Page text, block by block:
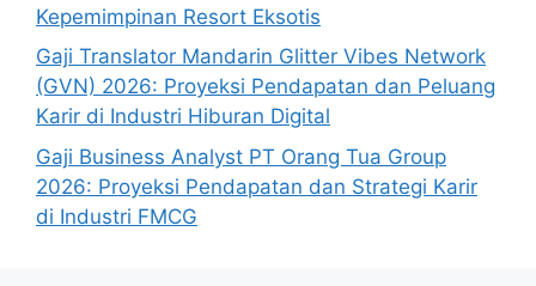
Kepemimpinan Resort Eksotis
Gaji Translator Mandarin Glitter Vibes Network
(GVN) 2026: Proyeksi Pendapatan dan Peluang
Karir di Industri Hiburan Digital
Gaji Business Analyst PT Orang Tua Group
2026: Proyeksi Pendapatan dan Strategi Karir
di Industri FMCG